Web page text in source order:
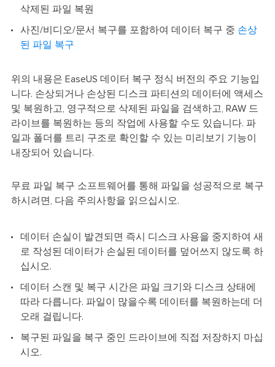
삭제된 파일 복원
사진/비디오/문서 복구를 포함하여 데이터 복구 중 손상
된 파일 복구
위의 내용은 EaseUS 데이터 복구 정식 버전의 주요 기능입
니다. 손상되거나 손상된 디스크 파티션의 데이터에 액세스
및 복원하고, 영구적으로 삭제된 파일을 검색하고, RAW 드
라이브를 복원하는 등의 작업에 사용할 수도 있습니다. 파
일과 폴더를 트리 구조로 확인할 수 있는 미리보기 기능이
내장되어 있습니다.
무료 파일 복구 소프트웨어를 통해 파일을 성공적으로 복구
하시려면, 다음 주의사항을 읽으십시오.
데이터 손실이 발견되면 즉시 디스크 사용을 중지하여 새
로 작성된 데이터가 손실된 데이터를 덮어쓰지 않도록 하
십시오.
데이터 스캔 및 복구 시간은 파일 크기와 디스크 상태에
따라 다릅니다. 파일이 많을수록 데이터를 복원하는데 더
오래 걸립니다.
복구된 파일을 복구 중인 드라이브에 직접 저장하지 마십
시오.